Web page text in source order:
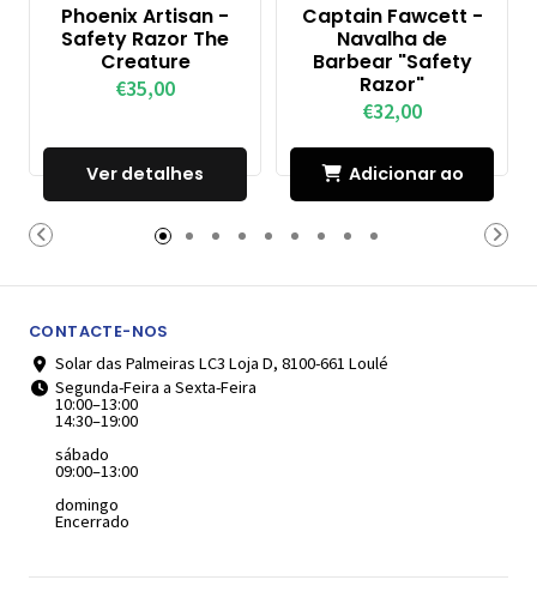
Phoenix Artisan -
Safety Razor The
Creature
€35,00
Ver detalhes
Captain Fawcett -
Navalha de
Barbear "Safety
Razor"
€32,00
Adicionar ao
Carrinho
CONTACTE-NOS
Solar das Palmeiras LC3 Loja D, 8100-661 Loulé
Segunda-Feira a Sexta-Feira
10:00–13:00
14:30–19:00
sábado
09:00–13:00
domingo
Encerrado